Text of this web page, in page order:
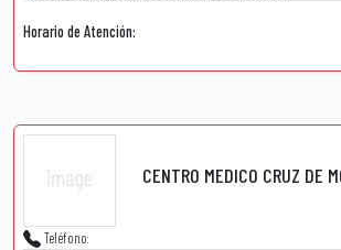
Horario de Atención:
CENTRO MEDICO CRUZ DE
Teléfono: